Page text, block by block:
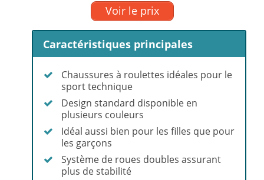
Voir le prix
Caractéristiques principales
Chaussures à roulettes idéales pour le
sport technique
Design standard disponible en
plusieurs couleurs
Idéal aussi bien pour les filles que pour
les garçons
Système de roues doubles assurant
plus de stabilité